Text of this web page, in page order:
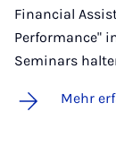
Financial
Performance"
Seminars
Mehr